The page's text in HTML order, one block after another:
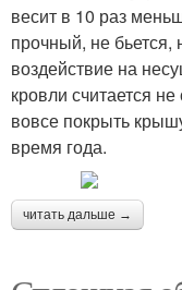
весит в 10 раз
прочный, не
воздействие на
кровли считается
вовсе покрыть
время года.
читать дальше →